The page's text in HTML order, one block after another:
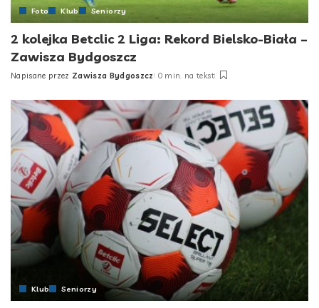
Foto Klub Seniorzy
2 kolejka Betclic 2 Liga: Rekord Bielsko-Biała –
Zawisza Bydgoszcz
Posted
Napisane przez Zawisza Bydgoszcz 0 min. na tekst
Klub Seniorzy